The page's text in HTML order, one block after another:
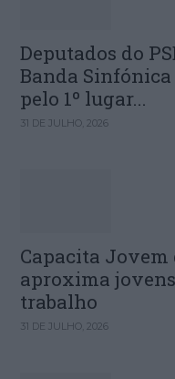
Deputados do
Banda
pelo 1º lugar...
31 DE JULHO, 2026
Capacita Jovem
aproxima
trabalho
31 DE JULHO, 2026